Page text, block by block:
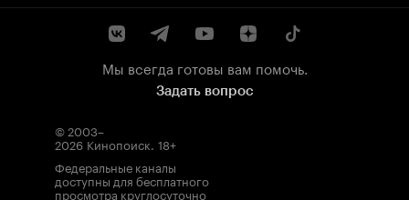
Мы всегда готовы вам помочь.
Задать вопрос
© 2003–
2026 Кинопоиск. 18+
Федеральные каналы
доступны для бесплатного
просмотра круглосуточно